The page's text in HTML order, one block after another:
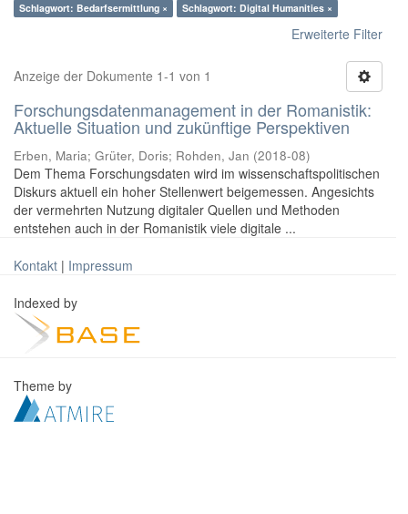
Schlagwort: Bedarfsermittlung ×
Schlagwort: Digital Humanities ×
Erweiterte Filter
Anzeige der Dokumente 1-1 von 1
Forschungsdatenmanagement in der Romanistik:
Aktuelle Situation und zukünftige Perspektiven
Erben, Maria; Grüter, Doris; Rohden, Jan (2018-08)
Dem Thema Forschungsdaten wird im wissenschaftspolitischen
Diskurs aktuell ein hoher Stellenwert beigemessen. Angesichts
der vermehrten Nutzung digitaler Quellen und Methoden
entstehen auch in der Romanistik viele digitale ...
Kontakt | Impressum
Indexed by
Theme by